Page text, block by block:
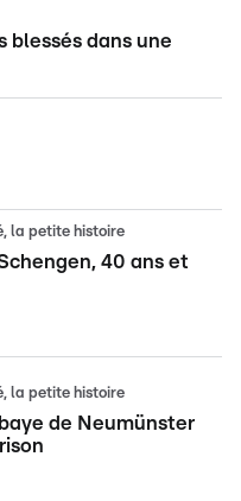
dans une
la petite histoire
40 ans et
la petite histoire
de Neumünster